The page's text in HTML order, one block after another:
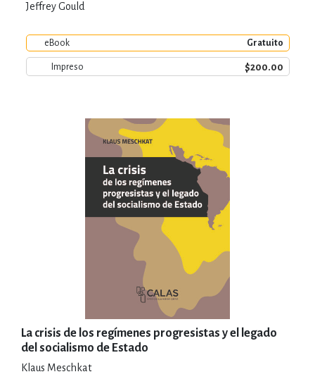
Jeffrey Gould
eBook Gratuito
Impreso $200.00
La crisis de los regímenes progresistas y el legado
del socialismo de Estado
Klaus Meschkat